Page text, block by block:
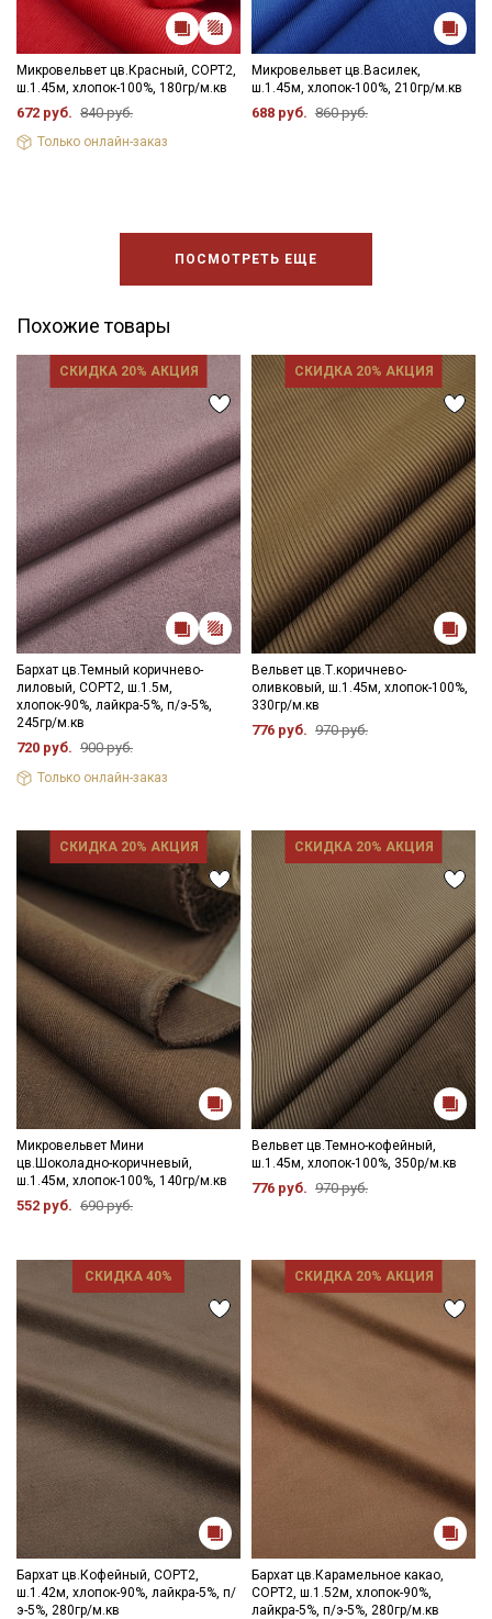
Микровельвет цв.Красный, СОРТ2,
ш.1.45м, хлопок-100%, 180гр/м.кв
672 руб. 840 руб.
Только онлайн-заказ
Микровельвет цв.Василек,
ш.1.45м, хлопок-100%, 210гр/м.кв
688 руб. 860 руб.
ПОСМОТРЕТЬ ЕЩЕ
Похожие товары
СКИДКА 20% АКЦИЯ
Бархат цв.Темный коричнево-
лиловый, СОРТ2, ш.1.5м,
хлопок-90%, лайкра-5%, п/э-5%,
245гр/м.кв
720 руб. 900 руб.
Только онлайн-заказ
СКИДКА 20% АКЦИЯ
Вельвет цв.Т.коричнево-
оливковый, ш.1.45м, хлопок-100%,
330гр/м.кв
776 руб. 970 руб.
СКИДКА 20% АКЦИЯ
Микровельвет Мини
цв.Шоколадно-коричневый,
ш.1.45м, хлопок-100%, 140гр/м.кв
552 руб. 690 руб.
СКИДКА 20% АКЦИЯ
Вельвет цв.Темно-кофейный,
ш.1.45м, хлопок-100%, 350р/м.кв
776 руб. 970 руб.
СКИДКА 40%
Бархат цв.Кофейный, СОРТ2,
ш.1.42м, хлопок-90%, лайкра-5%, п/
э-5%, 280гр/м.кв
СКИДКА 20% АКЦИЯ
Бархат цв.Карамельное какао,
СОРТ2, ш.1.52м, хлопок-90%,
лайкра-5%, п/э-5%, 280гр/м.кв
Электронная почта